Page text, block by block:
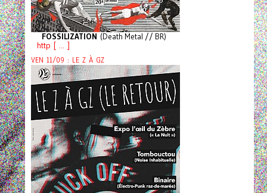
FOSSILIZATION (Death Metal // BR)
http [ ... ]
VEN 11/09 : LE Z À GZ